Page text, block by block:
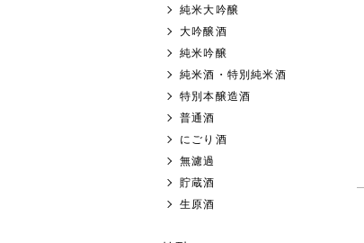
純米大吟醸
大吟醸酒
純米吟醸
純米酒・特別純米酒
特別本醸造酒
普通酒
にごり酒
無濾過
貯蔵酒
生原酒